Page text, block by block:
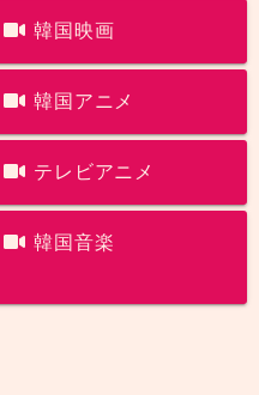
韓国映画
韓国アニメ
テレビアニメ
韓国音楽